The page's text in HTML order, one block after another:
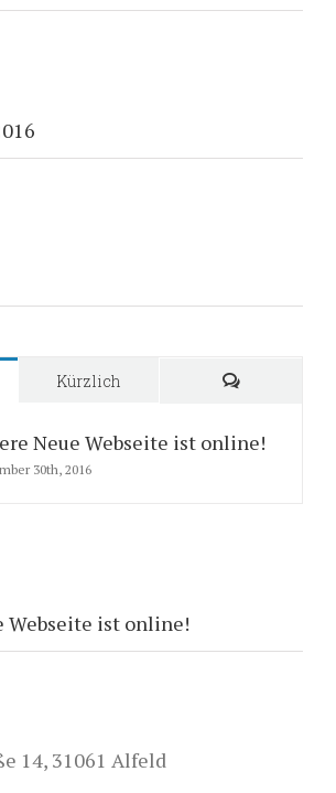
Kürzlich
Neue Webseite ist online!
30th, 2016
Webseite ist online!
14, 31061 Alfeld